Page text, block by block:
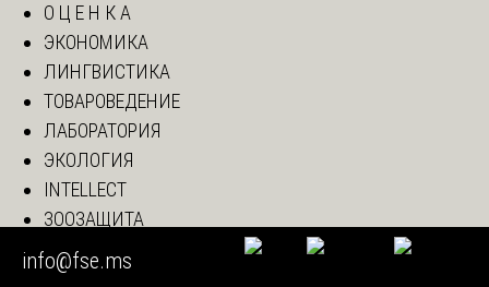
О Ц Е Н К А
ЭКОНОМИКА
ЛИНГВИСТИКА
ТОВАРОВЕДЕНИЕ
ЛАБОРАТОРИЯ
ЭКОЛОГИЯ
INTELLECT
ЗООЗАЩИТА
LIBRARY
info@fse.ms